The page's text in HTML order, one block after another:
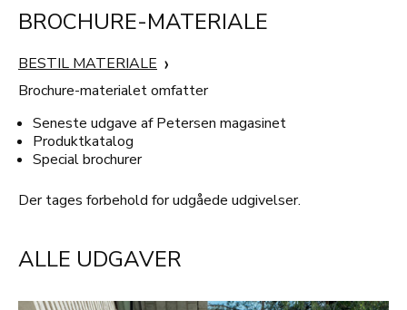
BROCHURE-MATERIALE
BESTIL MATERIALE
Brochure-materialet omfatter
Seneste udgave af Petersen magasinet
Produktkatalog
Special brochurer
Der tages forbehold for udgåede udgivelser.
ALLE UDGAVER